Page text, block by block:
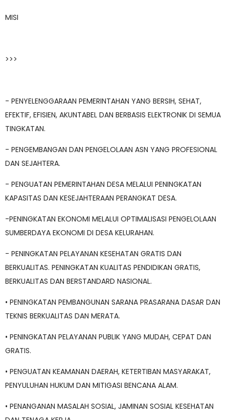
MISI
>>>
- PENYELENGGARAAN PEMERINTAHAN YANG BERSIH, SEHAT,
EFEKTIF, EFISIEN, AKUNTABEL DAN BERBASIS ELEKTRONIK DI SEMUA
TINGKATAN.
- PENGEMBANGAN DAN PENGELOLAAN ASN YANG PROFESIONAL
DAN SEJAHTERA.
- PENGUATAN PEMERINTAHAN DESA MELALUI PENINGKATAN
KAPASITAS DAN KESEJAHTERAAN PERANGKAT DESA.
-PENINGKATAN EKONOMI MELALUI OPTIMALISASI PENGELOLAAN
SUMBERDAYA EKONOMI DI DESA KELURAHAN.
- PENINGKATAN PELAYANAN KESEHATAN GRATIS DAN
BERKUALITAS. PENINGKATAN KUALITAS PENDIDIKAN GRATIS,
BERKUALITAS DAN BERSTANDARD NASIONAL.
• PENINGKATAN PEMBANGUNAN SARANA PRASARANA DASAR DAN
TEKNIS BERKUALITAS DAN MERATA.
• PENINGKATAN PELAYANAN PUBLIK YANG MUDAH, CEPAT DAN
GRATIS.
• PENGUATAN KEAMANAN DAERAH, KETERTIBAN MASYARAKAT,
PENYULUHAN HUKUM DAN MITIGASI BENCANA ALAM.
• PENANGANAN MASALAH SOSIAL, JAMINAN SOSIAL KESEHATAN